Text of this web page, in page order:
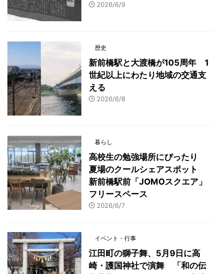
2026/6/9
歴史
新前橋駅と大渡橋が105周年 1
世紀以上にわたり地域の交通支
える
2026/6/8
暮らし
高校生の勉強場所にぴったり
夏場のクールシェアスポット
新前橋駅前「JOMOスクエア」
フリースペース
2026/6/7
イベント・行事
江田町の獅子舞、5月9日に高
崎・護国神社で演舞 「和の伝